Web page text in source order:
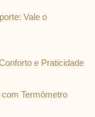
Vale o
e Praticidade
Termômetro